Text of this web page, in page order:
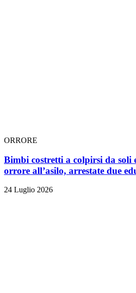
ORRORE
Bimbi costretti a colpirsi da soli
orrore all’asilo, arrestate due
24 Luglio 2026